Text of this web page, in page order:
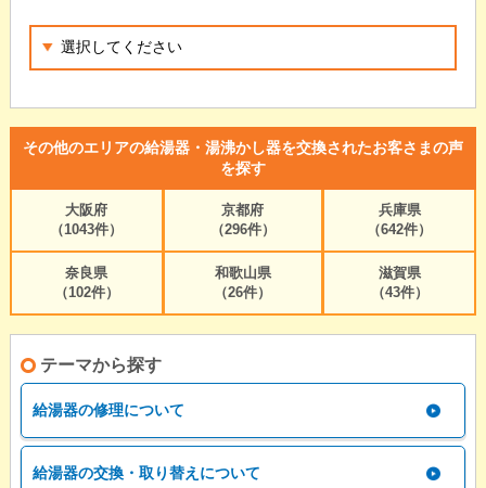
その他のエリアの給湯器・湯沸かし器を交換されたお客さまの声
を探す
大阪府
（1043件）
京都府
（296件）
兵庫県
（642件）
奈良県
（102件）
和歌山県
（26件）
滋賀県
（43件）
テーマから探す
給湯器の修理について
給湯器の交換・取り替えについて